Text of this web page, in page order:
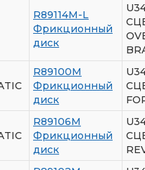
R89114M-L
Фрикционный
диск
R89100M
Фрикционный
диск
R89106M
Фрикционный
диск